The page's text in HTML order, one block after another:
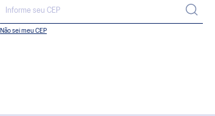
Não sei meu CEP